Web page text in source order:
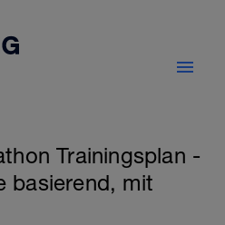
Trainingsplan -
basierend, mit